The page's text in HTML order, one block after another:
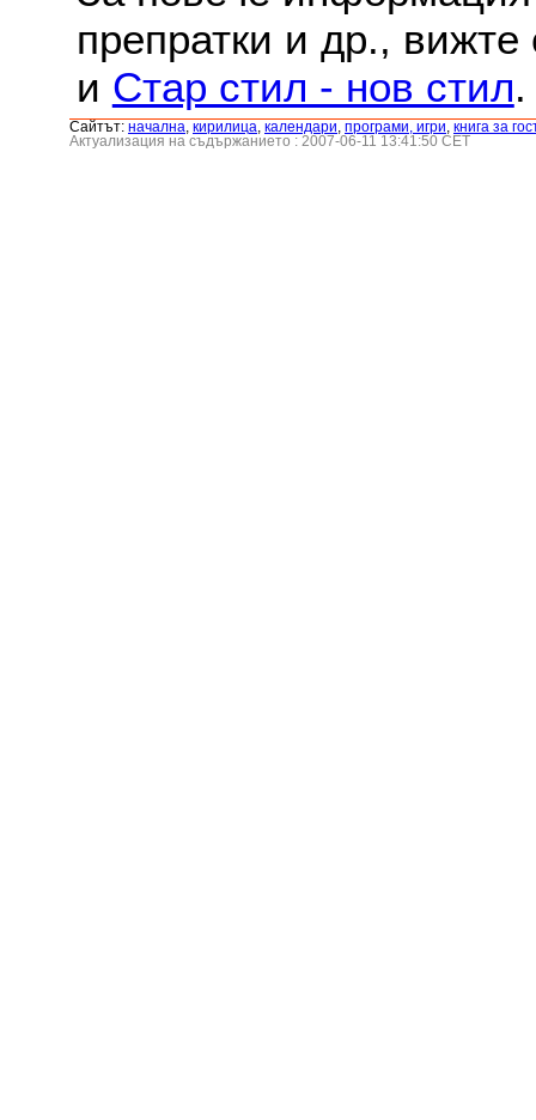
препратки и др.,
и Стар стил - нов стил.
Сайтът: началнa кирилица календари програми, игри книга за
Актуализация на съдържанието : 2007-06-11 13:41:50 CET